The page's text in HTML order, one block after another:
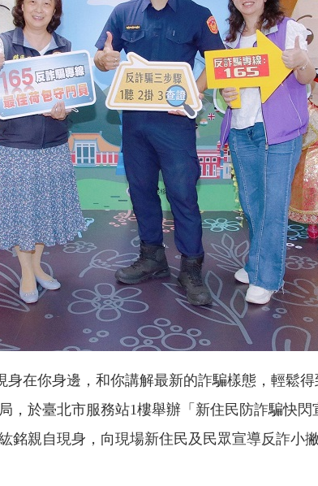
在你身邊，和你講解最新的詐騙樣態，輕鬆得
，於臺北市服務站1樓舉辦「新住民防詐騙快
銘親自現身，向現場新住民及民眾宣導反詐小